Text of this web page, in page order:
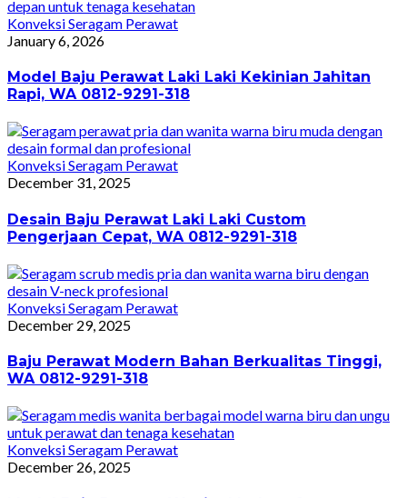
Konveksi Seragam Perawat
January 6, 2026
Model Baju Perawat Laki Laki Kekinian Jahitan
Rapi, WA 0812-9291-318
Konveksi Seragam Perawat
December 31, 2025
Desain Baju Perawat Laki Laki Custom
Pengerjaan Cepat, WA 0812-9291-318
Konveksi Seragam Perawat
December 29, 2025
Baju Perawat Modern Bahan Berkualitas Tinggi,
WA 0812-9291-318
Konveksi Seragam Perawat
December 26, 2025